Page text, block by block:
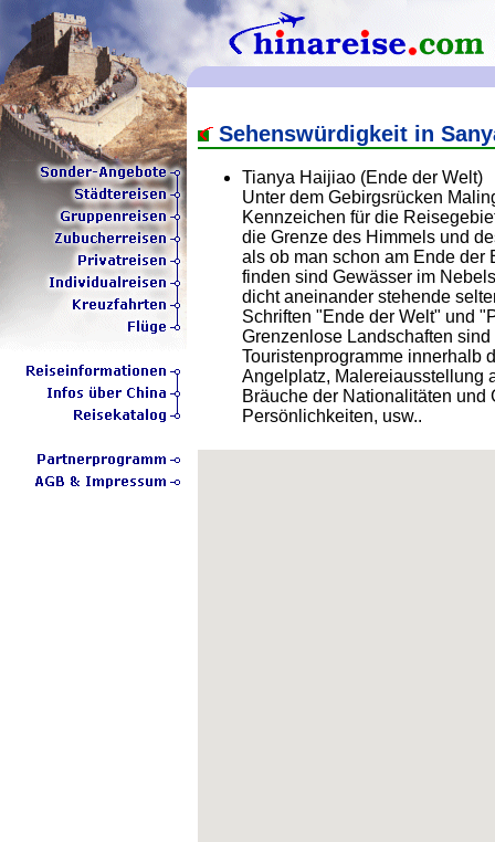
Sehenswürdigkeit in
Tianya Haijiao (Ende der Welt)
Unter dem Gebirgsrücken
Kennzeichen für die
die Grenze des Himmels und
als ob man schon am Ende der
finden sind Gewässer im
dicht aneinander stehende
Schriften "Ende der Welt" und
Grenzenlose Landschaften
Touristenprogramme innerhalb
Angelplatz, Malereiausstellung
Bräuche der Nationalitäten und
Persönlichkeiten, usw..